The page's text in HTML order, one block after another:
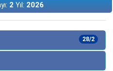
2 Yıl: 2026
28/2